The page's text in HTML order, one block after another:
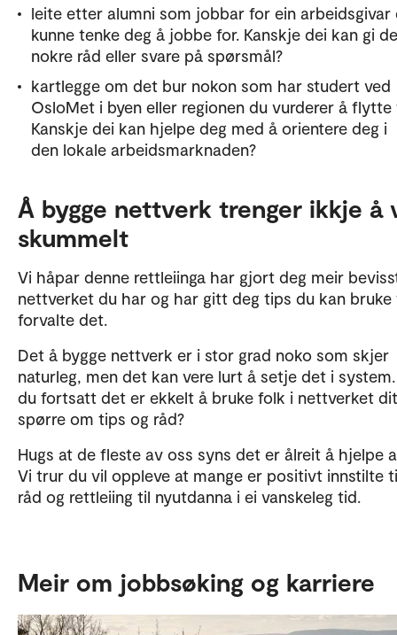
leite etter alumni som jobbar for ein arbeidsgivar
kunne tenke deg å jobbe for. Kanskje dei kan gi
nokre råd eller svare på spørsmål?
kartlegge om det bur nokon som har studert ved
OsloMet i byen eller regionen du vurderer å flytte
Kanskje dei kan hjelpe deg med å orientere deg i
den lokale arbeidsmarknaden?
Å bygge nettverk trenger ikkje å
skummelt
Vi håpar denne rettleiinga har gjort deg meir
nettverket du har og har gitt deg tips du kan bruke
forvalte det.
Det å bygge nettverk er i stor grad noko som skjer
naturleg, men det kan vere lurt å setje det i
du fortsatt det er ekkelt å bruke folk i nettverket
spørre om tips og råd?
Hugs at de fleste av oss syns det er ålreit å hjelpe
Vi trur du vil oppleve at mange er positivt innstilte
råd og rettleiing til nyutdanna i ei vanskeleg tid.
Meir om jobbsøking og karriere